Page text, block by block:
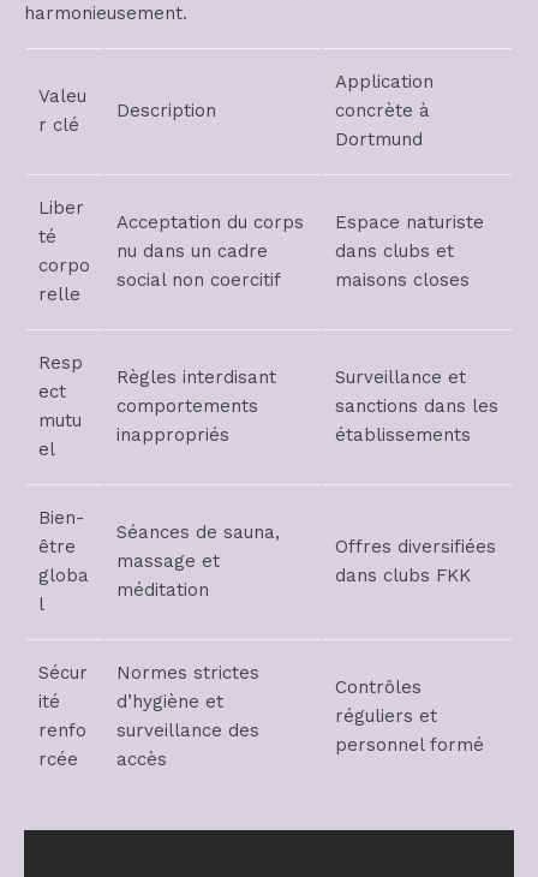
harmonieusement.
Valeu
r clé
Description
Application
concrète à
Dortmund
Liber
té
corpo
relle
Acceptation du corps
nu dans un cadre
social non coercitif
Espace naturiste
dans clubs et
maisons closes
Resp
ect
mutu
el
Règles interdisant
comportements
inappropriés
Surveillance et
sanctions dans les
établissements
Bien-
être
globa
l
Séances de sauna,
massage et
méditation
Offres diversifiées
dans clubs FKK
Sécur
ité
renfo
rcée
Normes strictes
d’hygiène et
surveillance des
accès
Contrôles
réguliers et
personnel formé